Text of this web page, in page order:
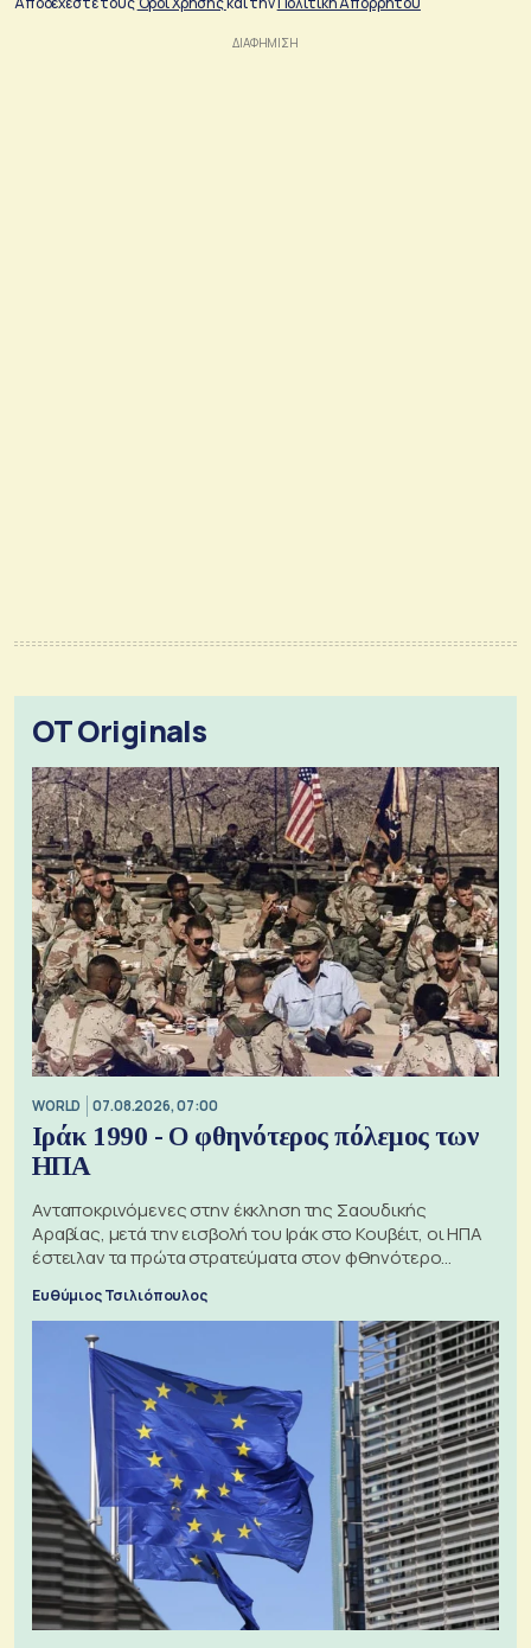
OT Originals
WORLD 07.08.2026, 07:00
Ιράκ 1990 - Ο φθηνότερος πόλεμος των
ΗΠΑ
Ανταποκρινόμενες στην έκκληση της Σαουδικής
Αραβίας, μετά την εισβολή του Ιράκ στο Κουβέιτ, οι ΗΠΑ
έστειλαν τα πρώτα στρατεύματα στον φθηνότερο
Ευθύμιος Τσιλιόπουλος